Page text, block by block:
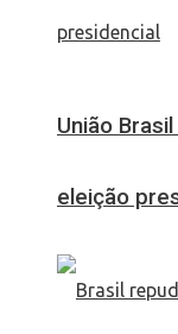
União
eleição